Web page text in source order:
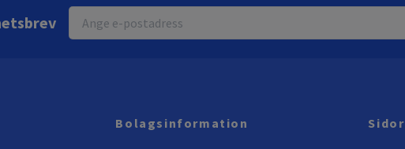
Bolagsinformation
Sidor